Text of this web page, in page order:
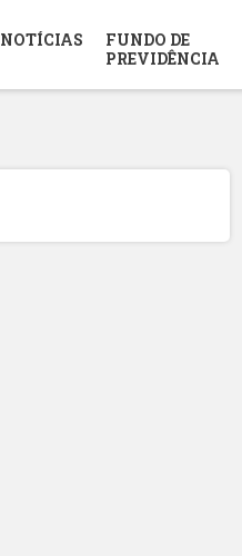
NOTÍCIAS
FUNDO DE
PREVIDÊNCIA